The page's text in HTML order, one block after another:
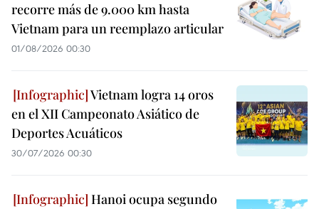
recorre más de 9.000 km hasta
Vietnam para un reemplazo articular
01/08/2026 00:30
Vietnam logra 14 oros
en el XII Campeonato Asiático de
Deportes Acuáticos
30/07/2026 00:30
Hanoi ocupa segundo